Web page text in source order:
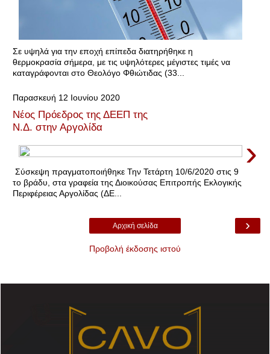
Σε υψηλά για την εποχή επίπεδα διατηρήθηκε η
θερμοκρασία σήμερα, με τις υψηλότερες μέγιστες τιμές να
καταγράφονται στο Θεολόγο Φθιώτιδας (33...
Παρασκευή 12 Ιουνίου 2020
Νέος Πρόεδρος της ΔΕΕΠ της
Ν.Δ. στην Αργολίδα
›
Σύσκεψη πραγματοποιήθηκε Την Τετάρτη 10/6/2020 στις 9
το βράδυ, στα γραφεία της Διοικούσας Επιτροπής Εκλογικής
Περιφέρειας Αργολίδας (ΔΕ...
›
Αρχική σελίδα
Προβολή έκδοσης ιστού